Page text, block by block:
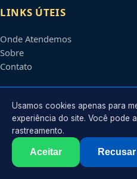
LINKS ÚTEIS
Onde Atendemos
Sobre
Contato
CONTATO
Atendimento em
2026 Encanador emBoa Vista
.
Usamos cookies apenas para
experiência do site. Você pode
rastreamento.
Aceitar Recusar